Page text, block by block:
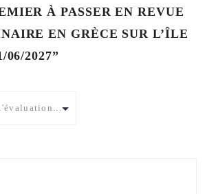
À PASSER EN REVUE
EN GRÈCE SUR L’ÎLE
06/2027”